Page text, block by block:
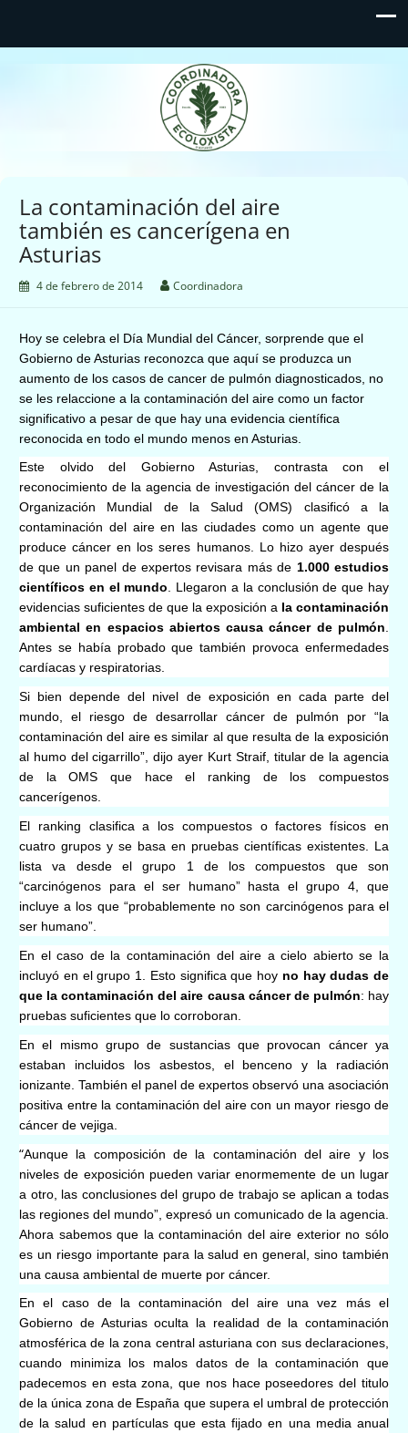
Coordinadora Ecoloxista
d'Asturies
La contaminación del aire
también es cancerígena en
Asturias
4 de febrero de 2014 Coordinadora
Hoy se celebra el Día Mundial del Cáncer, sorprende que el
Gobierno de Asturias reconozca que aquí se produzca un
aumento de los casos de cancer de pulmón diagnosticados, no
se les relaccione a la contaminación del aire como un factor
significativo a pesar de que hay una evidencia científica
reconocida en todo el mundo menos en Asturias.
Este olvido del Gobierno Asturias, contrasta con el
reconocimiento de la agencia de investigación del cáncer de la
Organización Mundial de la Salud (OMS) clasificó a la
contaminación del aire en las ciudades como un agente que
produce cáncer en los seres humanos. Lo hizo ayer después
de que un panel de expertos revisara más de 1.000 estudios
científicos en el mundo. Llegaron a la conclusión de que hay
evidencias suficientes de que la exposición a la contaminación
ambiental en espacios abiertos causa cáncer de pulmón.
Antes se había probado que también provoca enfermedades
cardíacas y respiratorias.
Si bien depende del nivel de exposición en cada parte del
mundo, el riesgo de desarrollar cáncer de pulmón por “la
contaminación del aire es similar al que resulta de la exposición
al humo del cigarrillo”, dijo ayer Kurt Straif, titular de la agencia
de la OMS que hace el ranking de los compuestos
cancerígenos.
El ranking clasifica a los compuestos o factores físicos en
cuatro grupos y se basa en pruebas científicas existentes. La
lista va desde el grupo 1 de los compuestos que son
“carcinógenos para el ser humano” hasta el grupo 4, que
incluye a los que “probablemente no son carcinógenos para el
ser humano”.
En el caso de la contaminación del aire a cielo abierto se la
incluyó en el grupo 1. Esto significa que hoy no hay dudas de
que la contaminación del aire causa cáncer de pulmón: hay
pruebas suficientes que lo corroboran.
En el mismo grupo de sustancias que provocan cáncer ya
estaban incluidos los asbestos, el benceno y la radiación
ionizante. También el panel de expertos observó una asociación
positiva entre la contaminación del aire con un mayor riesgo de
cáncer de vejiga.
“Aunque la composición de la contaminación del aire y los
niveles de exposición pueden variar enormemente de un lugar
a otro, las conclusiones del grupo de trabajo se aplican a todas
las regiones del mundo”, expresó un comunicado de la agencia.
Ahora sabemos que la contaminación del aire exterior no sólo
es un riesgo importante para la salud en general, sino también
una causa ambiental de muerte por cáncer.
En el caso de la contaminación del aire una vez más el
Gobierno de Asturias oculta la realidad de la contaminación
atmosférica de la zona central asturiana con sus declaraciones,
cuando minimiza los malos datos de la contaminación que
padecemos en esta zona, que nos hace poseedores del titulo
de la única zona de España que supera el umbral de protección
de la salud en partículas que esta fijado en una media anual